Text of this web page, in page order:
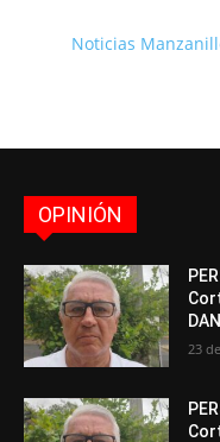
Noticias
OPINIÓN
23